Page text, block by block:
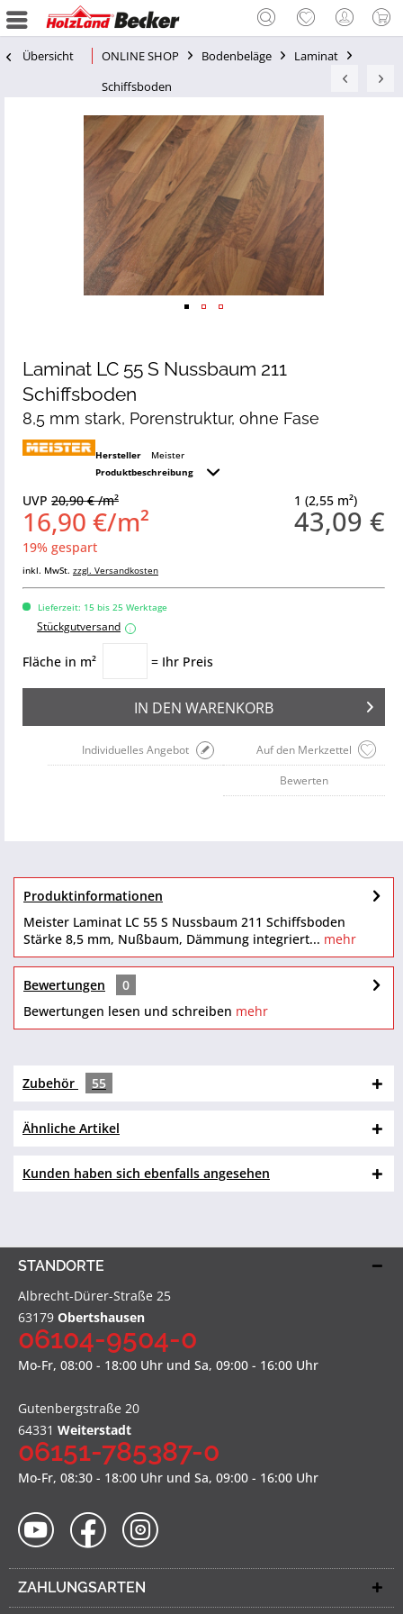
Übersicht ONLINE SHOP Bodenbeläge
Laminat
Schiffsboden
Laminat LC 55 S Nussbaum 211
Schiffsboden
8,5 mm stark, Porenstruktur, ohne Fase
Hersteller
Meister
Produktbeschreibung
1 (2,55 m²)
43,09 €
UVP 20,90 € /m²
16,90 €/m²
19% gespart
inkl. MwSt. zzgl. Versandkosten
Lieferzeit: 15 bis 25 Werktage
Stückgutversand i
Fläche in m² = Ihr Preis
IN DEN WARENKORB
Auf den Merkzettel
Individuelles Angebot
Bewerten
Produktinformationen
Meister Laminat LC 55 S Nussbaum 211 Schiffsboden
Stärke 8,5 mm, Nußbaum, Dämmung integriert... mehr
Bewertungen
0
Bewertungen lesen und schreiben mehr
Zubehör 55
Ähnliche Artikel
Kunden haben sich ebenfalls angesehen
STANDORTE
Albrecht-Dürer-Straße 25
63179 Obertshausen
06104-9504-0
Mo-Fr, 08:00 - 18:00 Uhr und Sa, 09:00 - 16:00 Uhr
Gutenbergstraße 20
64331 Weiterstadt
06151-785387-0
Mo-Fr, 08:30 - 18:00 Uhr und Sa, 09:00 - 16:00 Uhr
ZAHLUNGSARTEN